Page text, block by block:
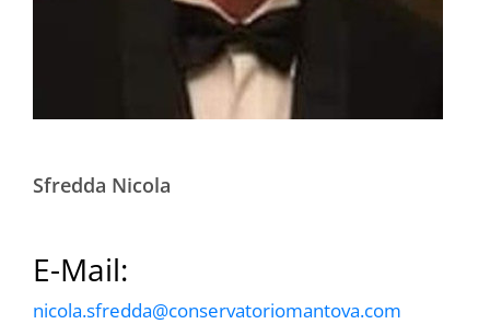
Sfredda Nicola
E-Mail:
nicola.sfredda@conservatoriomantova.com